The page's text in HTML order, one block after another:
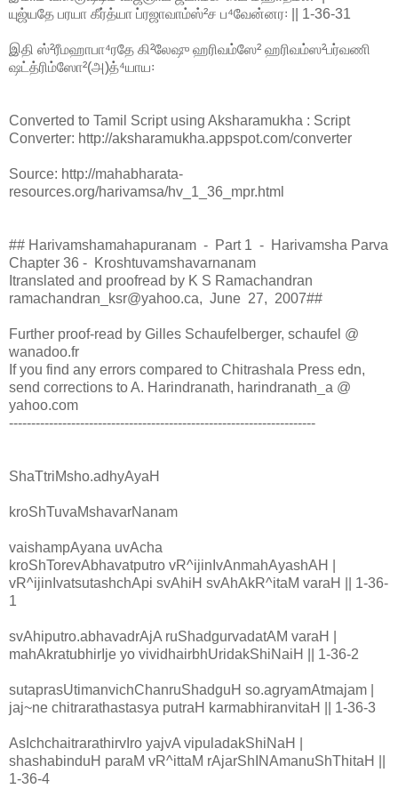
யுஜ்யதே பரயா கீர்த்யா ப்ரஜாவாம்ஸ்²ச ப⁴வேன்னர꞉ || 1-36-31
இதி ஸ்²ரீமஹாபா⁴ரதே கி²லேஷு ஹரிவம்ஸே² ஹரிவம்ஸ²பர்வணி
ஷட்த்ரிம்ஸோ²(அ)த்⁴யாய꞉
Converted to Tamil Script using Aksharamukha : Script
Converter: http://aksharamukha.appspot.com/converter
Source: http://mahabharata-
resources.org/harivamsa/hv_1_36_mpr.html
## Harivamshamahapuranam - Part 1 - Harivamsha Parva
Chapter 36 - Kroshtuvamshavarnanam
Itranslated and proofread by K S Ramachandran
ramachandran_ksr@yahoo.ca, June 27, 2007##
Further proof-read by Gilles Schaufelberger, schaufel @
wanadoo.fr
If you find any errors compared to Chitrashala Press edn,
send corrections to A. Harindranath, harindranath_a @
yahoo.com
---------------------------------------------------------------------
ShaTtriMsho.adhyAyaH
kroShTuvaMshavarNanam
vaishampAyana uvAcha
kroShTorevAbhavatputro vR^ijinIvAnmahAyashAH |
vR^ijinIvatsutashchApi svAhiH svAhAkR^itaM varaH || 1-36-
1
svAhiputro.abhavadrAjA ruShadgurvadatAM varaH |
mahAkratubhirIje yo vividhairbhUridakShiNaiH || 1-36-2
sutaprasUtimanvichChanruShadguH so.agryamAtmajam |
jaj~ne chitrarathastasya putraH karmabhiranvitaH || 1-36-3
AsIchchaitrarathirvIro yajvA vipuladakShiNaH |
shashabinduH paraM vR^ittaM rAjarShINAmanuShThitaH ||
1-36-4